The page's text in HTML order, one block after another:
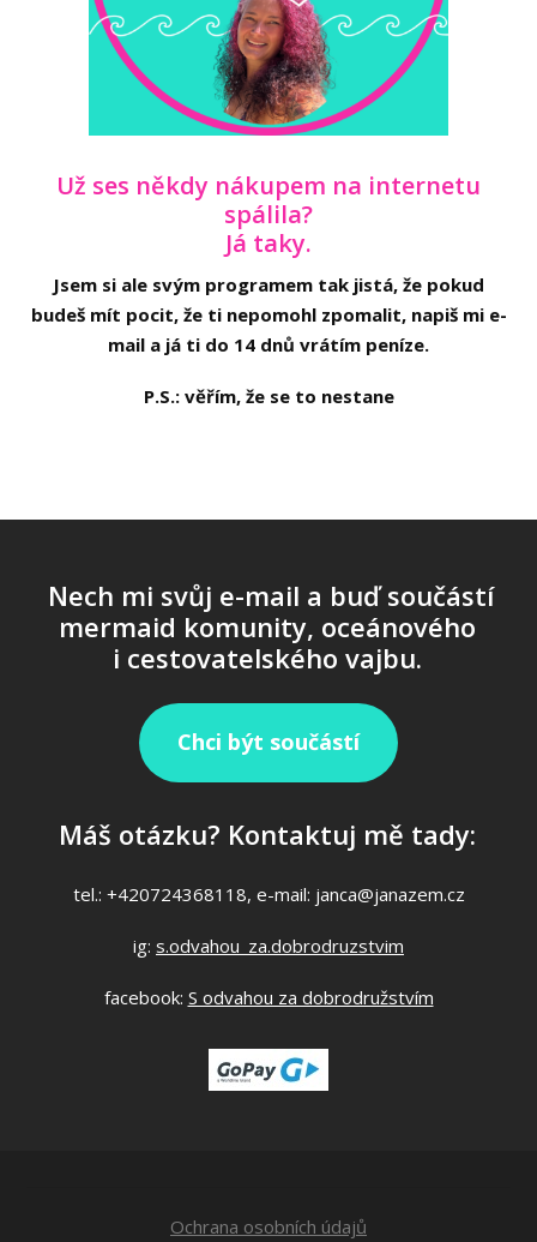
Už ses někdy nákupem na internetu
spálila?
Já taky.
Jsem si ale svým programem tak jistá, že pokud
budeš mít pocit, že ti nepomohl zpomalit, napiš mi e-
mail a já ti do 14 dnů vrátím peníze.
P.S.: věřím, že se to nestane
Nech mi svůj e-mail a buď součástí
mermaid komunity, oceánového
i cestovatelského vajbu.
Chci být součástí
Máš otázku? Kontaktuj mě tady:
tel.: +420724368118, e-mail: janca@janazem.cz
ig: s.odvahou_za.dobrodruzstvim
facebook: S odvahou za dobrodružstvím
Ochrana osobních údajů